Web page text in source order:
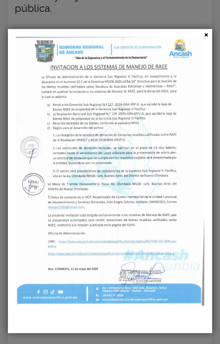
pública.
Con proyectos como el puente Villón y el
puente Quechcpa, Áncash avanza hacia
un futuro de conectividad y desarrollo
sostenible, consolidando su posición
como una región líder en infraestructura
a nivel nacional.